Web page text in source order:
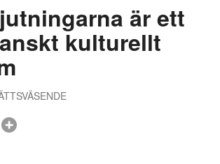
är ett
kulturellt